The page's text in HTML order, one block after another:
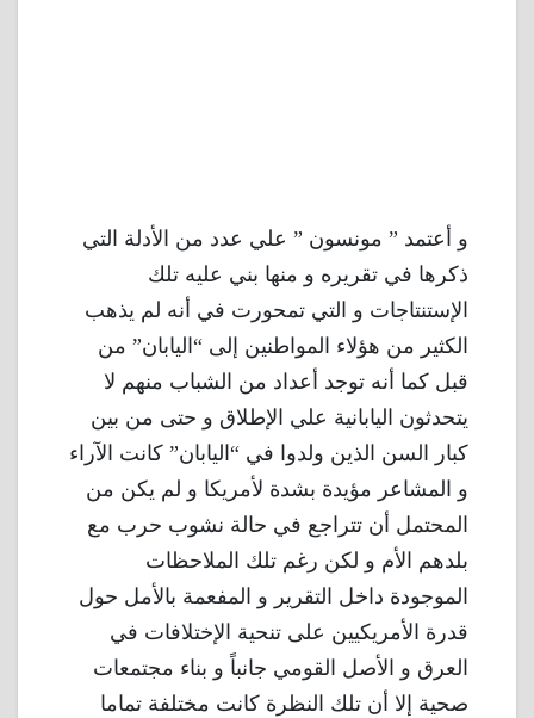
و أعتمد ” مونسون ” علي عدد من الأدلة التي
ذكرها في تقريره و منها بني عليه تلك
الإستنتاجات و التي تمحورت في أنه لم يذهب
الكثير من هؤلاء المواطنين إلى “اليابان” من
قبل كما أنه توجد أعداد من الشباب منهم لا
يتحدثون اليابانية علي الإطلاق و حتى من بين
كبار السن الذين ولدوا في “اليابان” كانت الآراء
و المشاعر مؤيدة بشدة لأمريكا و لم يكن من
المحتمل أن تتراجع في حالة نشوب حرب مع
بلدهم الأم و لكن رغم تلك الملاحظات
الموجودة داخل التقرير و المفعمة بالأمل حول
قدرة الأمريكيين على تنحية الإختلافات في
العرق و الأصل القومي جانباً و بناء مجتمعات
صحية إلا أن تلك النظرة كانت مختلفة تماما